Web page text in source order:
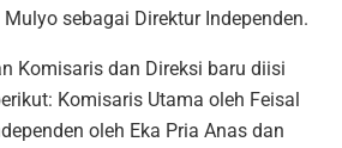
sebagai Direktur Independen.
Komisaris dan Direksi baru diisi
Komisaris Utama oleh Feisal
oleh Eka Pria Anas dan